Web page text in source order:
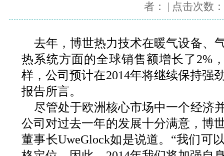
者：
| 点击次数：
去年，博世热力技术在暖气设备、
热系统方面的全球销售额增长了2%
样，公司预计在2014年将继续保持强
报告所言。
尽管处于欧洲核心市场中一个经济
公司对过去一年的发展十分满意，博
董事长UweGlock如是说道。“我们可